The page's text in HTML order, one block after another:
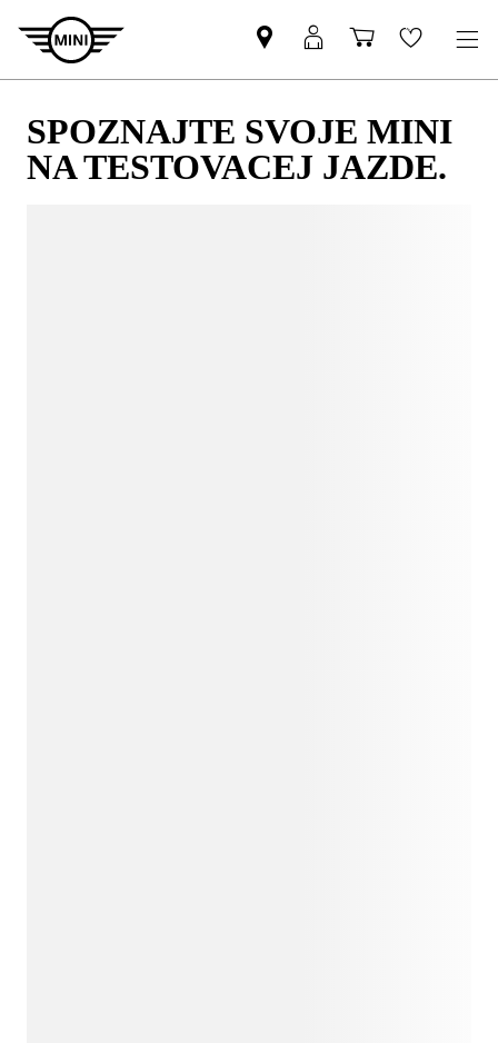
SPOZNAJTE SVOJE MINI
NA TESTOVACEJ JAZDE.